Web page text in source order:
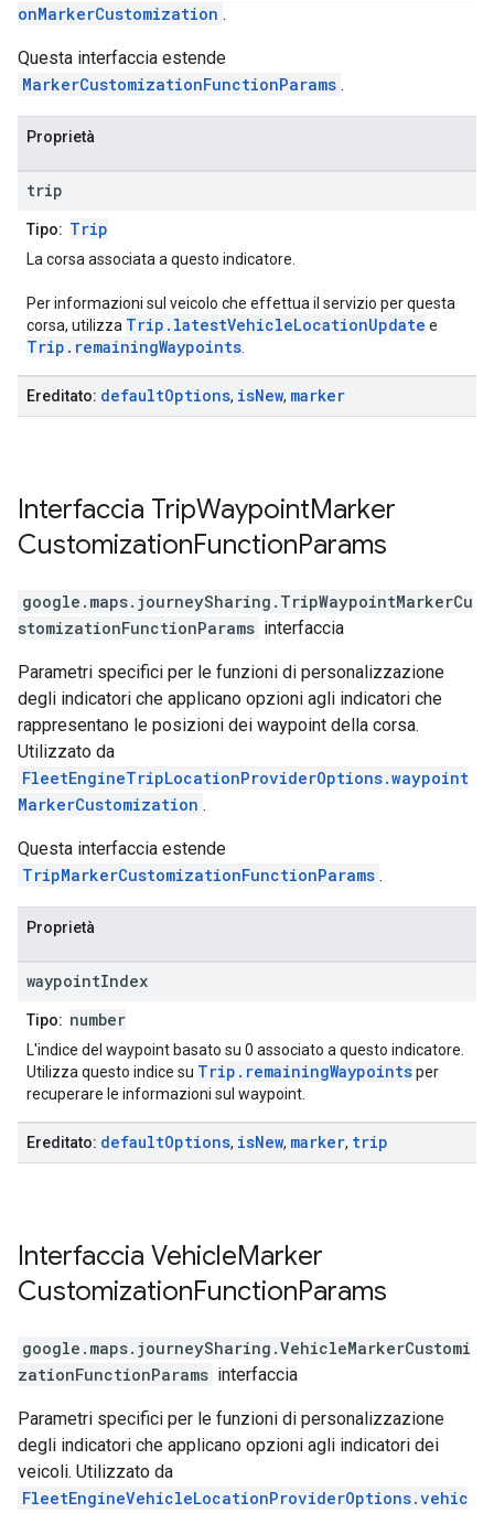
onMarkerCustomization .
Questa interfaccia estende
MarkerCustomizationFunctionParams .
Proprietà
trip
Tipo: Trip
La corsa associata a questo indicatore.
Per informazioni sul veicolo che effettua il servizio per questa
corsa, utilizza Trip.latestVehicleLocationUpdate e
Trip.remainingWaypoints.
Ereditato: defaultOptions, isNew, marker
Interfaccia TripWaypointMarker
CustomizationFunctionParams
google.maps.journeySharing . TripWaypointMarkerCu
stomizationFunctionParams interfaccia
Parametri specifici per le funzioni di personalizzazione
degli indicatori che applicano opzioni agli indicatori che
rappresentano le posizioni dei waypoint della corsa.
Utilizzato da
FleetEngineTripLocationProviderOptions.waypoint
MarkerCustomization .
Questa interfaccia estende
TripMarkerCustomizationFunctionParams .
Proprietà
waypointIndex
Tipo: number
L'indice del waypoint basato su 0 associato a questo indicatore.
Utilizza questo indice su Trip.remainingWaypointsper
recuperare le informazioni sul waypoint.
Ereditato: defaultOptions, isNew, marker, trip
Interfaccia VehicleMarker
CustomizationFunctionParams
google.maps.journeySharing .VehicleMarkerCustomi
zationFunctionParams interfaccia
Parametri specifici per le funzioni di personalizzazione
degli indicatori che applicano opzioni agli indicatori dei
veicoli. Utilizzato da
FleetEngineVehicleLocationProviderOptions.vehic